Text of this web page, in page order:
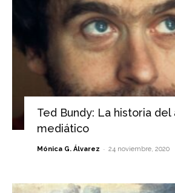
Ted Bundy: La historia del
mediático
Mónica G. Álvarez - 24 noviembre, 2020